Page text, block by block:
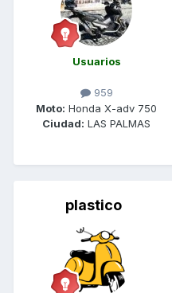
Usuarios
959
Moto: Honda X-adv 750
Ciudad: LAS PALMAS
plastico